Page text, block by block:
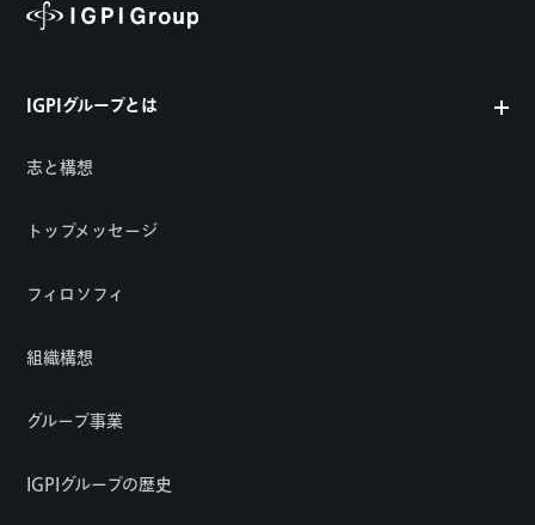
IGPIグループとは
志と構想
トップメッセージ
フィロソフィ
組織構想
グループ事業
IGPIグループの歴史